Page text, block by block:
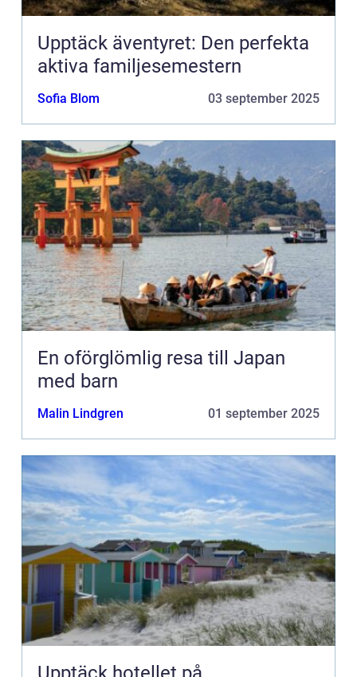
Upptäck äventyret: Den perfekta
aktiva familjesemestern
Sofia Blom 03 september 2025
En oförglömlig resa till Japan
med barn
Malin Lindgren 01 september 2025